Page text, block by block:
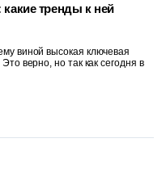
тренды к ней
виной высокая ключевая
верно, но так как сегодня в